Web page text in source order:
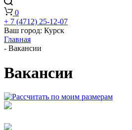
0
+ 7 (4712) 25-12-07
Ваш город: Курск
Главная
- Вакансии
Вакансии